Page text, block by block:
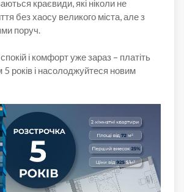
краєвиди, які ніколи не
без хаосу великого міста, але з
поруч.
і комфорт уже зараз – платіть
5 років і насолоджуйтеся новим